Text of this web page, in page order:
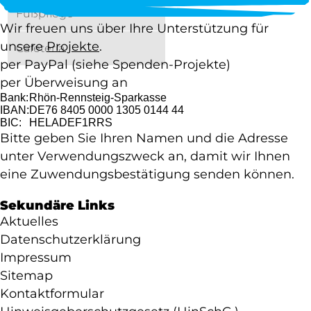
Fußpflege
Cafeteria
Anfahrt und Kontakt
Downloads und Links
Feedback Anregungen und Beschwerden
Hilfen für psychisch kranke und suchtkranke
Menschen
Hilfen für psychisch kranke und
Leitspruch und Leitgedanke
Wir freuen uns über Ihre Unterstützung für
unsereProjekte.
per PayPal(siehe Spenden-Projekte)
per Überweisung an
Bank: Rhön-Rennsteig-Sparkasse
IBAN:DE76 8405 0000 1305 0144 44
BIC:
HELADEF1RRS
Bitte geben Sie Ihren Namen und die Adresse
unter Verwendungszweck an, damit wir Ihnen
eine Zuwendungsbestätigung senden können.
Sekundäre Links
Aktuelles
Datenschutzerklärung
Impressum
Sitemap
Kontaktformular